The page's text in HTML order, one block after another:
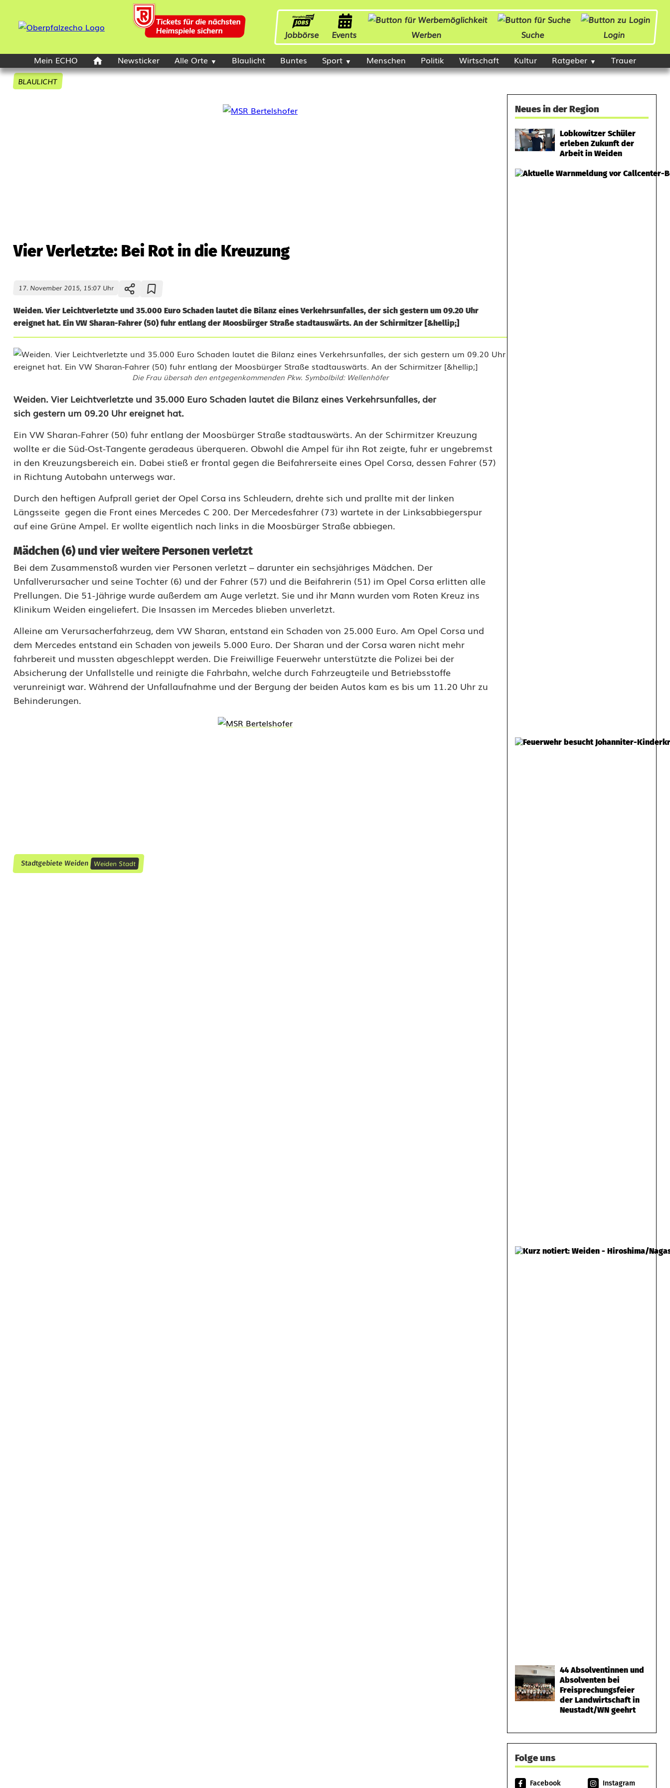
Jobbörse Events Werben Suche Login
Mein ECHO Newsticker Alle Orte Blaulicht Buntes Sport Menschen Politik Wirtschaft Kultur Ratgeber Trauer
BLAULICHT
Vier Verletzte: Bei Rot in die Kreuzung
17. November 2015, 15:07 Uhr
Weiden. Vier Leichtverletzte und 35.000 Euro Schaden lautet die Bilanz eines Verkehrsunfalles, der sich gestern um 09.20 Uhr
ereignet hat. Ein VW Sharan-Fahrer (50) fuhr entlang der Moosbürger Straße stadtauswärts. An der Schirmitzer [&hellip;]
Die Frau übersah den entgegenkommenden Pkw. Symbolbild: Wellenhöfer
V
i
e
r
V
e
r
l
e
t
z
t
e
:
B
e
i
e
K
Weiden. Vier Leichtverletzte und 35.000 Euro Schaden lautet die Bilanz eines Verkehrsunfalles, der
sich gestern um 09.20 Uhr ereignet hat.
Ein VW Sharan-Fahrer (50) fuhr entlang der Moosbürger Straße stadtauswärts. An der Schirmitzer Kreuzung
wollte er die Süd-Ost-Tangente geradeaus überqueren. Obwohl die Ampel für ihn Rot zeigte, fuhr er ungebremst
in den Kreuzungsbereich ein. Dabei stieß er frontal gegen die Beifahrerseite eines Opel Corsa, dessen Fahrer (57)
in Richtung Autobahn unterwegs war.
Durch den heftigen Aufprall geriet der Opel Corsa ins Schleudern, drehte sich und prallte mit der linken
Längsseite gegen die Front eines Mercedes C 200. Der Mercedesfahrer (73) wartete in der Linksabbiegerspur
auf eine Grüne Ampel. Er wollte eigentlich nach links in die Moosbürger Straße abbiegen.
Mädchen (6) und vier weitere Personen verletzt
Bei dem Zusammenstoß wurden vier Personen verletzt – darunter ein sechsjähriges Mädchen. Der
Unfallverursacher und seine Tochter (6) und der Fahrer (57) und die Beifahrerin (51) im Opel Corsa erlitten alle
Prellungen. Die 51-Jährige wurde außerdem am Auge verletzt. Sie und ihr Mann wurden vom Roten Kreuz ins
Klinikum Weiden eingeliefert. Die Insassen im Mercedes blieben unverletzt.
Alleine am Verursacherfahrzeug, dem VW Sharan, entstand ein Schaden von 25.000 Euro. Am Opel Corsa und
dem Mercedes entstand ein Schaden von jeweils 5.000 Euro. Der Sharan und der Corsa waren nicht mehr
fahrbereit und mussten abgeschleppt werden. Die Freiwillige Feuerwehr unterstützte die Polizei bei der
Absicherung der Unfallstelle und reinigte die Fahrbahn, welche durch Fahrzeugteile und Betriebsstoffe
verunreinigt war. Während der Unfallaufnahme und der Bergung der beiden Autos kam es bis um 11.20 Uhr zu
Behinderungen.
Stadtgebiete Weiden Weiden Stadt
Neues in der Region
Lobkowitzer Schüler
erleben Zukunft der
Arbeit in Weiden
44 Absolventinnen und
Absolventen bei
Freisprechungsfeier
der Landwirtschaft in
Neustadt/WN geehrt
Folge uns
Facebook Instagram